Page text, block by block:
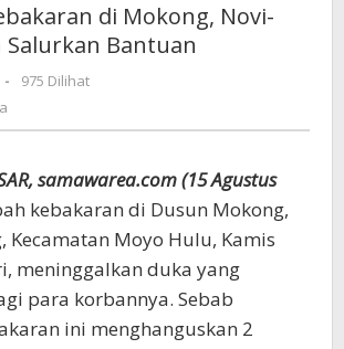
Mokong,
Novi-
Talif
di Mokong, Novi-
Bantuan
oleh
zensumbawa
-
975 Dilihat
samawarea.com (15 Agustus
kebakaran di Dusun Mokong,
Kecamatan Moyo Hulu, Kamis
meninggalkan duka yang
para korbannya. Sebab
ini menghanguskan 2